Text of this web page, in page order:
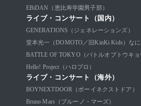
EBiDAN（恵比寿学園男子部）
ライブ・コンサート（国内）
GENERATIONS（ジェネレーションズ）
堂本光一（DOMOTO／旧KinKi Kids） な
BATTLE OF TOKYO（バトルオブトウキョ
Hello! Project（ハロプロ）
ライブ・コンサート（海外）
BOYNEXTDOOR（ボーイネクストドア）
Bruno Mars（ブルーノ・マーズ）